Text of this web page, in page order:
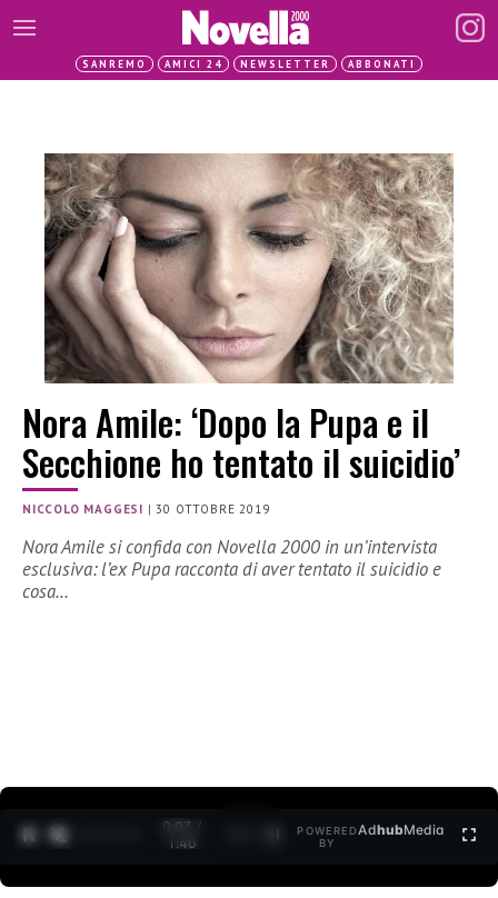
SANREMO AMICI 24 NEWSLETTER ABBONATI
Nora Amile: ‘Dopo la Pupa e il
Secchione ho tentato il suicidio’
NICCOLO MAGGESI |30 OTTOBRE 2019
Nora Amile si confida con Novella 2000 in un’intervista
esclusiva: l’ex Pupa racconta di aver tentato il suicidio e
cosa…
0:04 /
1:40
POWERED
BY
AdhubMedia